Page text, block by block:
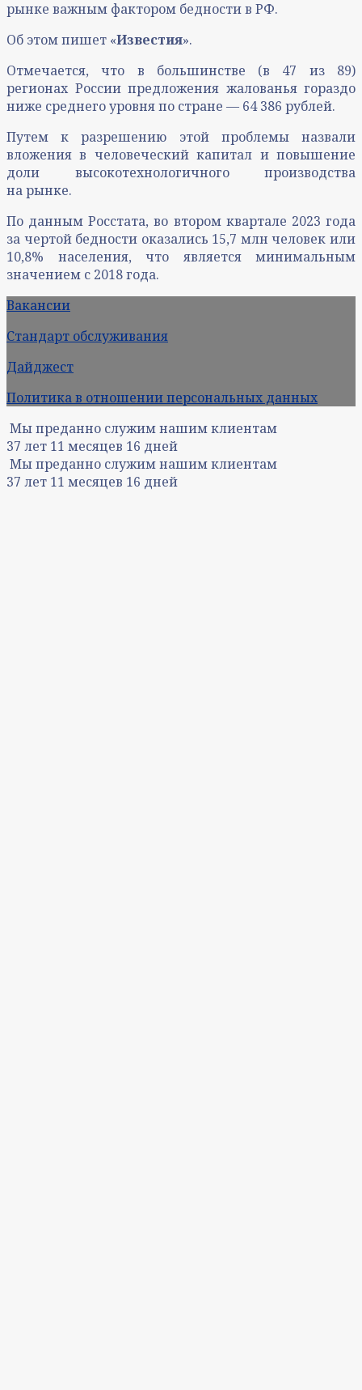
рынке важным фактором бедности в РФ.
Об этом пишет «Известия».
Отмечается, что в большинстве (в 47 из 89)
регионах России предложения жалованья гораздо
ниже среднего уровня по стране — 64 386 рублей.
Путем к разрешению этой проблемы назвали
вложения в человеческий капитал и повышение
доли высокотехнологичного производства
на рынке.
По данным Росстата, во втором квартале 2023 года
за чертой бедности оказались 15,7 млн человек или
10,8% населения, что является минимальным
значением с 2018 года.
Вакансии
Стандарт обслуживания
Дайджест
Политика в отношении персональных данных
Мы преданно служим нашим клиентам
37 лет 11 месяцев 16 дней
Мы преданно служим нашим клиентам
37 лет 11 месяцев 16 дней